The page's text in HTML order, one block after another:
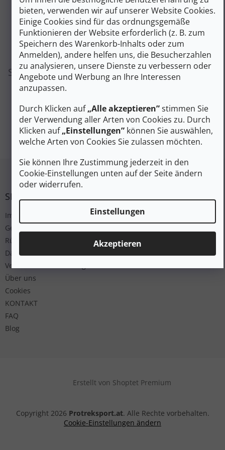
bieten, verwenden wir auf unserer Website Cookies.
Einige Cookies sind für das ordnungsgemäße
Funktionieren der Website erforderlich (z. B. zum
Speichern des Warenkorb-Inhalts oder zum
Anmelden), andere helfen uns, die Besucherzahlen
zu analysieren, unsere Dienste zu verbessern oder
Angebote und Werbung an Ihre Interessen
anzupassen.
Durch Klicken auf„Alle akzeptieren”stimmen Sie
der Verwendung aller Arten von Cookies zu. Durch
Klicken auf„Einstellungen” können Sie auswählen,
welche Arten von Cookies Sie zulassen möchten.
Sie können Ihre Zustimmung jederzeit in den
Cookie-Einstellungen unten auf der Seite ändern
oder widerrufen.
Einstellungen
Akzeptieren
Sie können sich aber auch andere Kategorien
ansehen.
EINKAUF FORTSETZEN
Fußzeile
SERVICE
Impressum
Geschäftsbedingungen
Rücksendung
Datenschutz
Versand und Bezahlung
Über uns
Cookies
KONTAKT
FAQ
Blog
Erstellt von Shoptet Premium
Copyright 2026 Protreksport.at. Alle Rechte vorbehalten.
Cookie-Einstellungen ändern